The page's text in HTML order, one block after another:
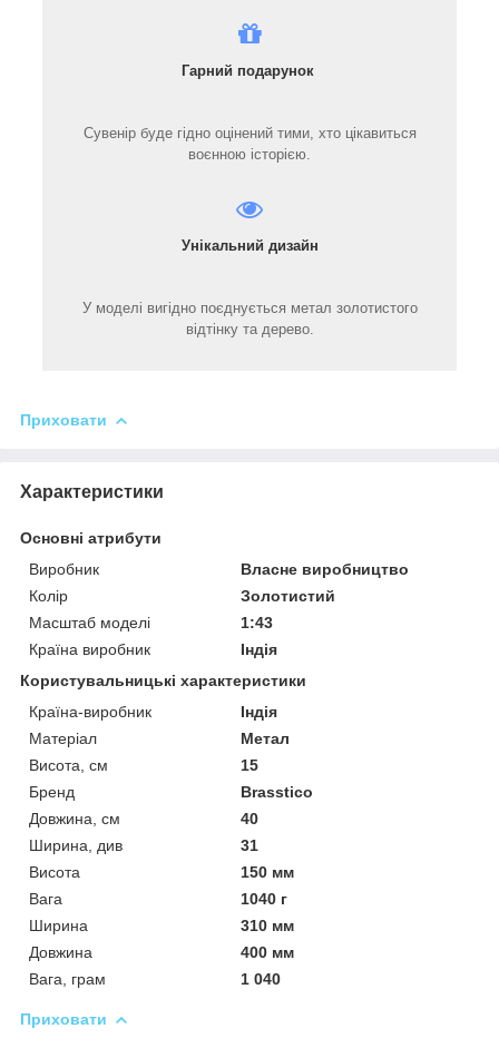
Гарний подарунок
Сувенір буде гідно оцінений тими, хто цікавиться
воєнною історією.
Унікальний дизайн
У моделі вигідно поєднується метал золотистого
відтінку та дерево.
Приховати
Характеристики
Основні атрибути
Виробник
Власне виробництво
Колір
Золотистий
Масштаб моделі
1:43
Країна виробник
Індія
Користувальницькі характеристики
Країна-виробник
Індія
Матеріал
Метал
Висота, см
15
Бренд
Brasstico
Довжина, см
40
Ширина, див
31
Висота
150 мм
Вага
1040 г
Ширина
310 мм
Довжина
400 мм
Вага, грам
1 040
Приховати